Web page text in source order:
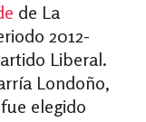
de La
2012-
Liberal.
Londoño,
elegido